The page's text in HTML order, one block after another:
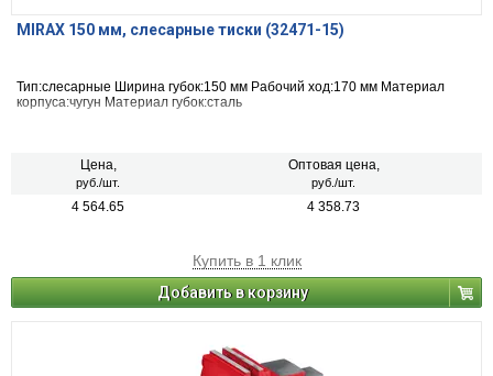
MIRAX 150 мм, слесарные тиски (32471-15)
Тип:слесарные Ширина губок:150 мм Рабочий ход:170 мм Материал
корпуса:чугун Материал губок:сталь
Цена,
руб./шт.
Оптовая цена,
руб./шт.
4 564.65 4 358.73
Купить в 1 клик
Добавить в корзину